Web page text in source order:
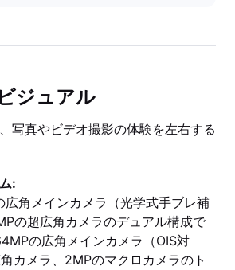
ジュアル
写真やビデオ撮影の体験を左右する
:
角メインカメラ（光学式手ブレ補
の超広角カメラのデュアル構成で
の広角メインカメラ（OIS対
カメラ、2MPのマクロカメラのト